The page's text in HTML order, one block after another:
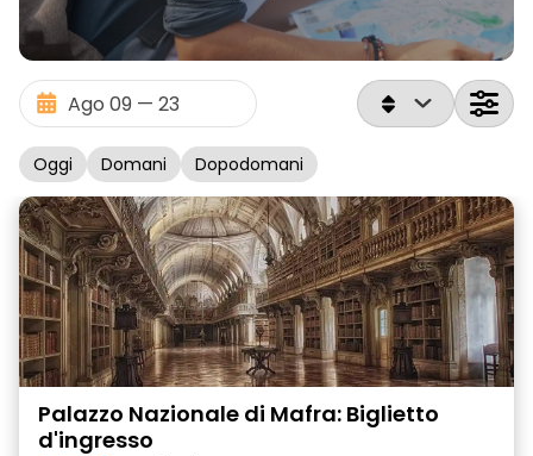
Oggi Domani Dopodomani
Palazzo Nazionale di Mafra: Biglietto
d'ingresso